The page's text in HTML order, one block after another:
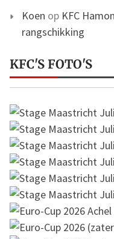
Koen op KFC
rangschikking
KFC'S FOTO'S